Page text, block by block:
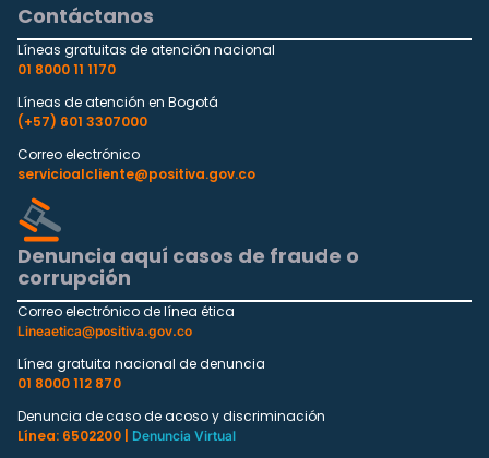
Contáctanos
Líneas gratuitas de atención nacional
01 8000 11 1170
Líneas de atención en Bogotá
(+57) 601 3307000
Correo electrónico
servicioalcliente@positiva.gov.co
Denuncia aquí casos de fraude o
corrupción
Correo electrónico de línea ética
Lineaetica@positiva.gov.co
Línea gratuita nacional de denuncia
01 8000 112 870
Denuncia de caso de acoso y discriminación
Línea: 6502200 |
Denuncia Virtual